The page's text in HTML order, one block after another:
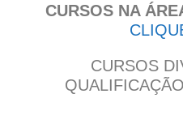
CURSOS NA
CURSOS